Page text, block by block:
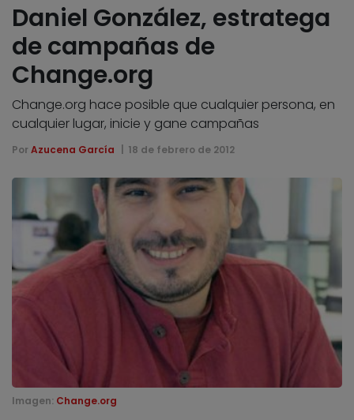
Daniel González, estratega
de campañas de
Change.org
Change.org hace posible que cualquier persona, en
cualquier lugar, inicie y gane campañas
Por Azucena García 18 de febrero de 2012
Imagen: Change.org